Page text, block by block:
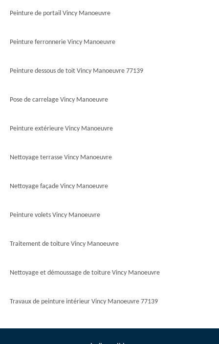
Peinture de portail Vincy Manoeuvre
Peinture ferronnerie Vincy Manoeuvre
Peinture dessous de toit Vincy Manoeuvre 77139
Pose de carrelage Vincy Manoeuvre
Peinture extérieure Vincy Manoeuvre
Nettoyage terrasse Vincy Manoeuvre
Nettoyage façade Vincy Manoeuvre
Peinture volets Vincy Manoeuvre
Traitement de toiture Vincy Manoeuvre
Nettoyage et démoussage de toiture Vincy Manoeuvre
Travaux de peinture intérieur Vincy Manoeuvre 77139